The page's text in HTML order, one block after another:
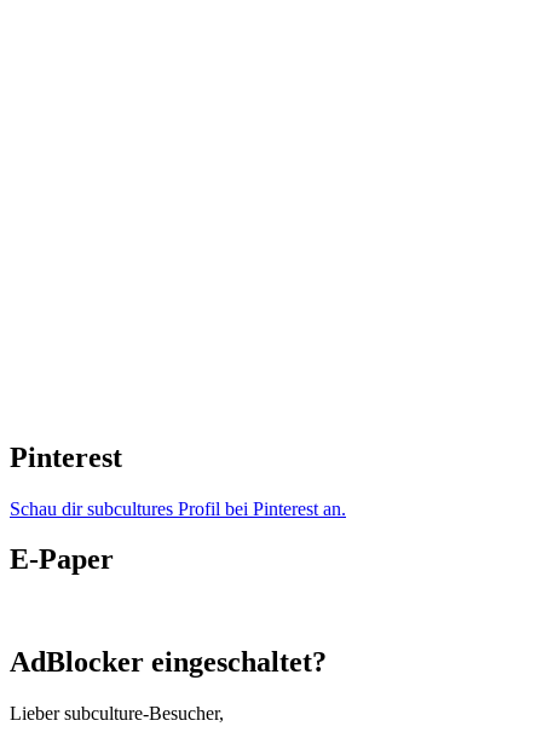
Pinterest
Schau dir subcultures Profil bei Pinterest an.
E-Paper
AdBlocker eingeschaltet?
Lieber subculture-Besucher,